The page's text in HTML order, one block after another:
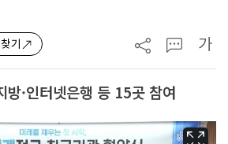
기 가
·인터넷은행 등 15곳 참여